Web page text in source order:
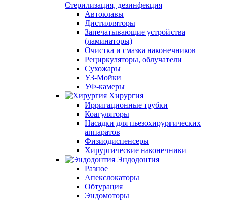
Стерилизация, дезинфекция
Автоклавы
Дистилляторы
Запечатывающие устройства
(ламинаторы)
Очистка и смазка наконечников
Рециркуляторы, облучатели
Сухожары
УЗ-Мойки
УФ-камеры
Хирургия
Ирригационные трубки
Коагуляторы
Насадки для пьезохирургических
аппаратов
Физиодиспенсеры
Хирургические наконечники
Эндодонтия
Разное
Апекслокаторы
Обтурация
Эндомоторы